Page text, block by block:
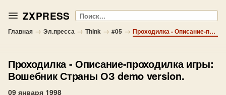
ZXPRESS Поиск
Главная → Эл.пресса → Think → #05 → Проходилка - Описание-проходилка игры: Вошебник Страны ОЗ demo version.
Проходилка- Описание-проходилка игры:
Вошебник Страны ОЗ demo version.
09 января 1998